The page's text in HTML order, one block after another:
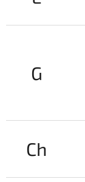
G
Ch